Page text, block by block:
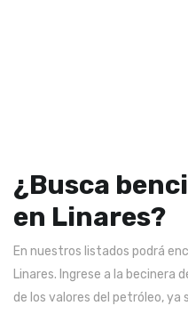
¿Busca
en Linares?
En nuestros listados podrá
Linares. Ingrese a la becinera
de los valores del petróleo, ya